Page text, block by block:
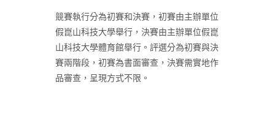
競賽執行分為初賽和決賽，初賽由主辦單位
假崑山科技大學舉行，決賽由主辦單位假崑
山科技大學體育館舉行。評選分為初賽與決
賽兩階段，初賽為書面審查，決賽需實地作
品審查，呈現方式不限。